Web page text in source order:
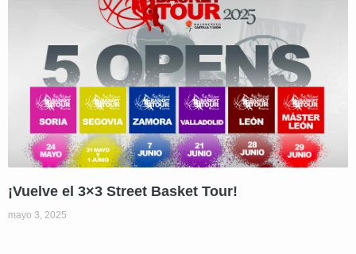
¡Vuelve el 3×3 Street Basket Tour!
mayo 3, 2025